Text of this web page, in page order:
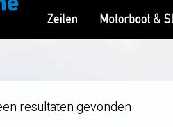
resultaten gevonden